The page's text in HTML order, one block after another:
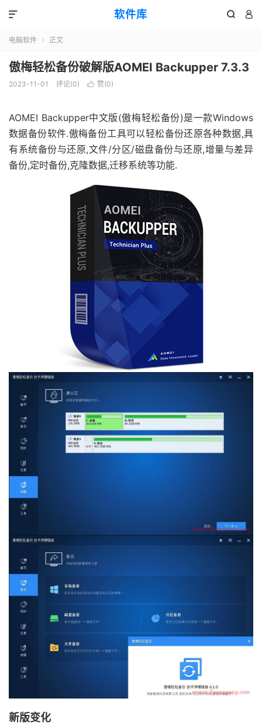
软件库  

电脑软件  正文
傲梅轻松备份破解版AOMEI Backupper 7.3.3
2023-11-01 评论(0)  赞(0)
AOMEI Backupper中文版(傲梅轻松备份)是一款Windows
数据备份软件.傲梅备份工具可以轻松备份还原各种数据,具
有系统备份与还原,文件/分区/磁盘备份与还原,增量与差异
备份,定时备份,克隆数据,迁移系统等功能.
新版变化